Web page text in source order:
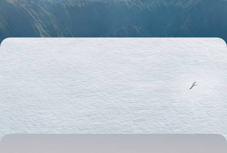
8 jours, de 1900 à 3000 €
En famille par les landes et les falaises - L'Irlande au
grand air
Dublin, comté de Clare et Connemara : le meilleur de l’Irlande pour
parents et enfants
8 jours, de 2000 à 2900 €